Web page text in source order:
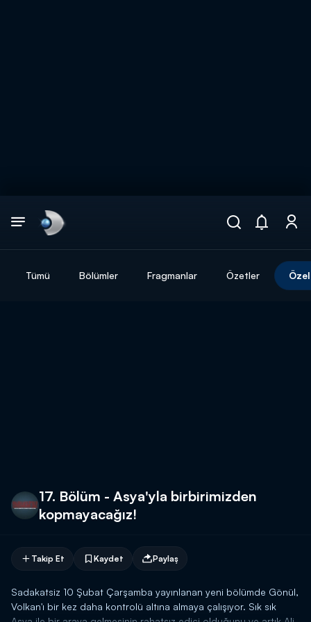
Tümü Bölümler Fragmanlar Özetler
17. Bölüm - Asya'yla birbirimizden
kopmayacağız!
Takip Et Kaydet Paylaş
Sadakatsiz 10 Şubat Çarşamba yayınlanan yeni bölümde Gönül,
Volkan'ı bir kez daha kontrolü altına almaya çalışıyor. Sık sık